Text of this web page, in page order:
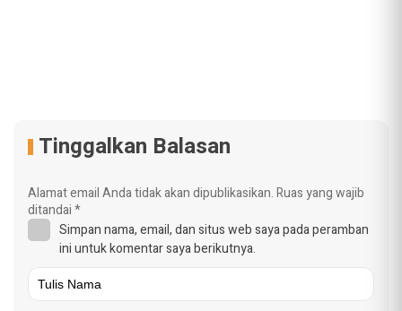
Tinggalkan Balasan
Alamat email Anda tidak akan dipublikasikan.Ruas yang wajib
ditandai*
Simpan nama, email, dan situs web saya pada peramban
ini untuk komentar saya berikutnya.